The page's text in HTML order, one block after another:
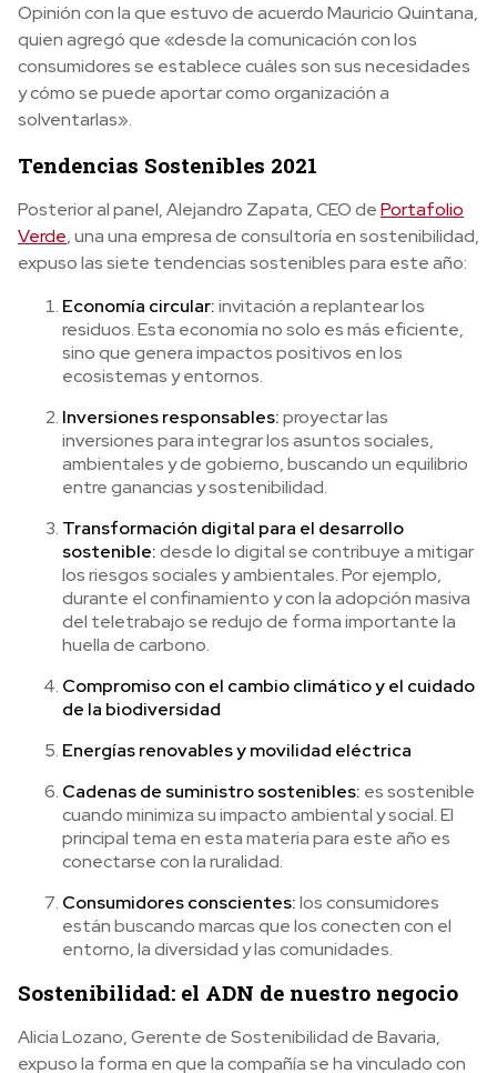
Opinión con la que estuvo de acuerdo Mauricio Quintana,
quien agregó que «desde la comunicación con los
consumidores se establece cuáles son sus necesidades
y cómo se puede aportar como organización a
solventarlas».
Tendencias Sostenibles 2021
Posterior al panel, Alejandro Zapata, CEO dePortafolio
Verde, unauna empresa de consultoría en sostenibilidad,
expuso las siete tendencias sostenibles para este año:
Economía circular:invitación a replantear los
residuos. Esta economía no solo es más eficiente,
sino que genera impactos positivos en los
ecosistemas y entornos.
Inversiones responsables:proyectar las
inversiones para integrar los asuntos sociales,
ambientales y de gobierno, buscando un equilibrio
entre ganancias y sostenibilidad.
Transformación digital para el desarrollo
sostenible:desde lo digital se contribuye a mitigar
los riesgos sociales y ambientales. Por ejemplo,
durante el confinamiento y con la adopción masiva
del teletrabajo se redujo de forma importante la
huella de carbono.
Compromiso con el cambio climático y el cuidado
de la biodiversidad
Energías renovables y movilidad eléctrica
Cadenas de suministro sostenibles: es sostenible
cuando minimiza su impacto ambiental y social. El
principal tema en esta materia para este año es
conectarse con la ruralidad.
Consumidores conscientes:los consumidores
están buscando marcas que los conecten con el
entorno, la diversidad y las comunidades.
Sostenibilidad: el ADN de nuestro negocio
Alicia Lozano,Gerente de Sostenibilidad de Bavaria,
expuso la forma en que la compañía se ha vinculado con